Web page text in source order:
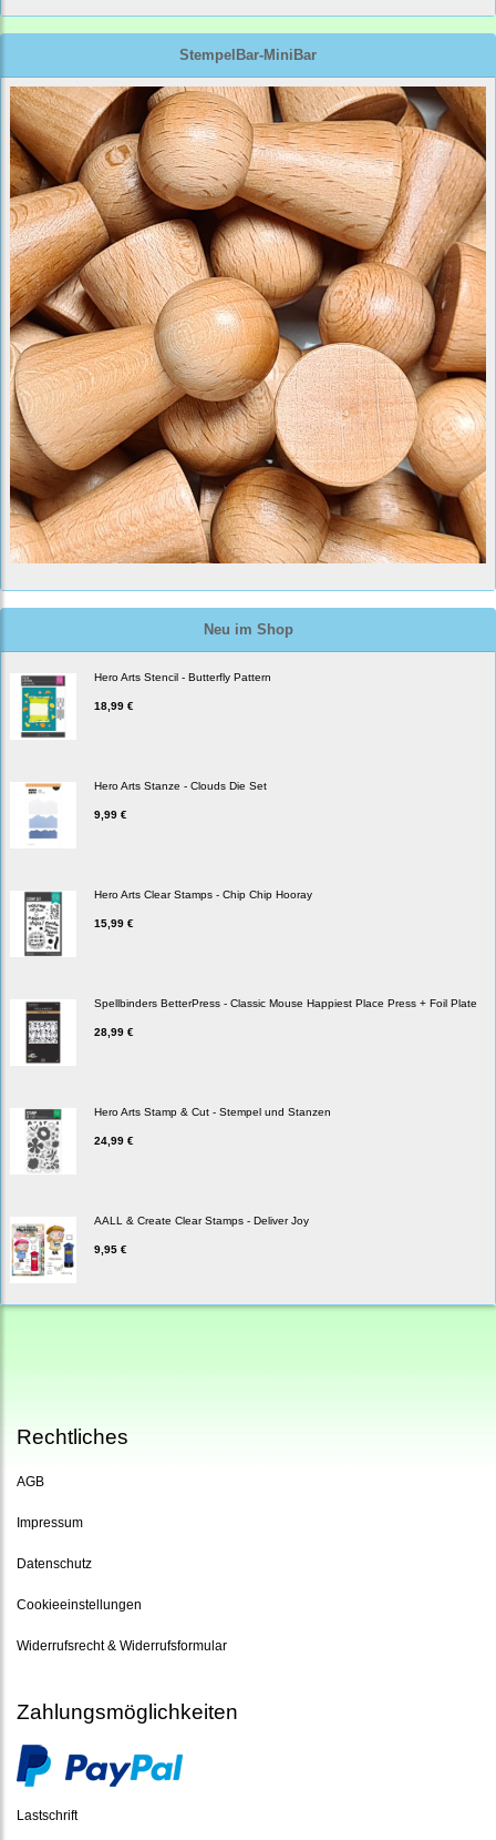
StempelBar-MiniBar
Neu im Shop
Hero Arts Stencil - Butterfly Pattern
18,99 €
Hero Arts Stanze - Clouds Die Set
9,99 €
Hero Arts Clear Stamps - Chip Chip Hooray
15,99 €
Spellbinders BetterPress - Classic Mouse Happiest Place Press + Foil Plate
28,99 €
Hero Arts Stamp & Cut - Stempel und Stanzen
24,99 €
AALL & Create Clear Stamps - Deliver Joy
9,95 €
Rechtliches
AGB
Impressum
Datenschutz
Cookieeinstellungen
Widerrufsrecht & Widerrufsformular
Zahlungsmöglichkeiten
Lastschrift